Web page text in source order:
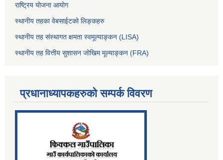
राष्ट्रिय योजना आयोग
स्थानीय तहका वेबसाईटको लिङ्कहरु
स्थानीय तह संस्थागत क्षमता स्वमूल्याङ्कन (LISA)
स्थानीय तह वित्तीय सुशासन जोखिम मूल्याङ्कन (FRA)
प्रधानाध्यापकहरुको सम्पर्क विवरण